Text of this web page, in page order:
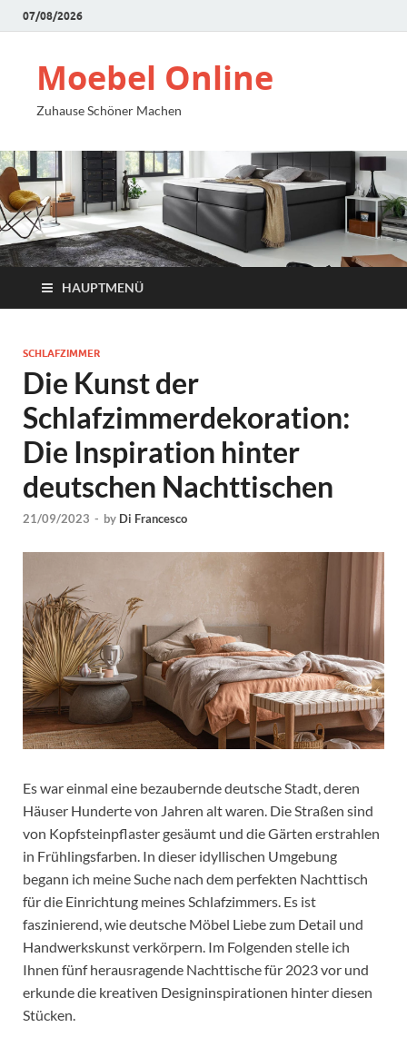
07/08/2026
Moebel Online
Zuhause Schöner Machen
HAUPTMENÜ
SCHLAFZIMMER
Die Kunst der
Schlafzimmerdekoration:
Die Inspiration hinter
deutschen Nachttischen
21/09/2023 - by Di Francesco
Es war einmal eine bezaubernde deutsche Stadt, deren
Häuser Hunderte von Jahren alt waren. Die Straßen sind
von Kopfsteinpflaster gesäumt und die Gärten erstrahlen
in Frühlingsfarben. In dieser idyllischen Umgebung
begann ich meine Suche nach dem perfekten Nachttisch
für die Einrichtung meines Schlafzimmers. Es ist
faszinierend, wie deutsche Möbel Liebe zum Detail und
Handwerkskunst verkörpern. Im Folgenden stelle ich
Ihnen fünf herausragende Nachttische für 2023 vor und
erkunde die kreativen Designinspirationen hinter diesen
Stücken.